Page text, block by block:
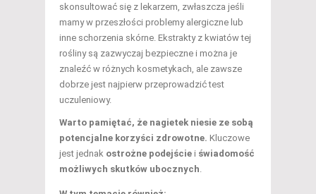
skonsultować się z lekarzem, zwłaszcza jeśli
mamy w przeszłości problemy alergiczne lub
inne schorzenia skórne. Ekstrakty z kwiatów tej
rośliny są zazwyczaj bezpieczne i można je
znaleźć w różnych kosmetykach, ale zawsze
dobrze jest najpierw przeprowadzić test
uczuleniowy.
Warto pamiętać, że nagietek niesie ze sobą
potencjalne korzyści zdrowotne. Kluczowe
jest jednak ostrożne podejście i świadomość
możliwych skutków ubocznych